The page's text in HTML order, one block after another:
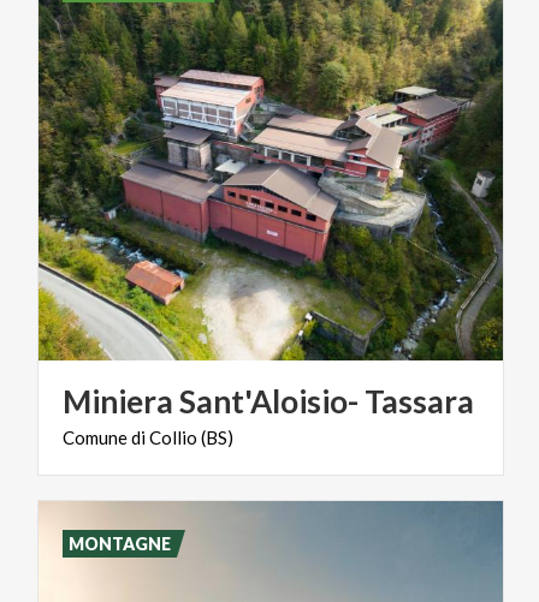
MinieraSant'Aloisio- Tassara
ComunediCollio (BS)
MONTAGNE